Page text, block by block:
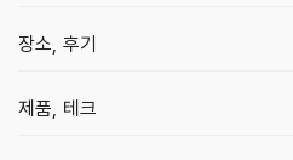
장소, 후기
제품, 테크